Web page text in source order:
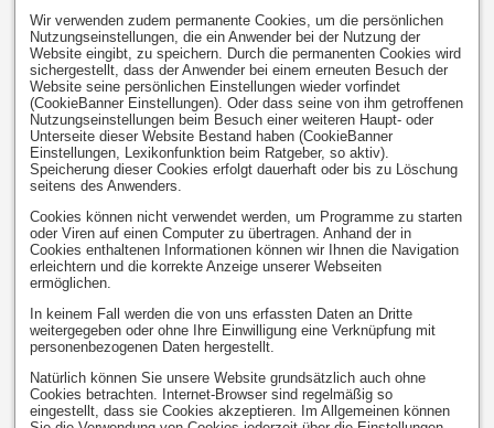
Wir verwenden zudem permanente Cookies, um die persönlichen
Nutzungseinstellungen, die ein Anwender bei der Nutzung der
Website eingibt, zu speichern. Durch die permanenten Cookies wird
sichergestellt, dass der Anwender bei einem erneuten Besuch der
Website seine persönlichen Einstellungen wieder vorfindet
(CookieBanner Einstellungen). Oder dass seine von ihm getroffenen
Nutzungseinstellungen beim Besuch einer weiteren Haupt- oder
Unterseite dieser Website Bestand haben (CookieBanner
Einstellungen, Lexikonfunktion beim Ratgeber, so aktiv).
Speicherung dieser Cookies erfolgt dauerhaft oder bis zu Löschung
seitens des Anwenders.
Cookies können nicht verwendet werden, um Programme zu starten
oder Viren auf einen Computer zu übertragen. Anhand der in
Cookies enthaltenen Informationen können wir Ihnen die Navigation
erleichtern und die korrekte Anzeige unserer Webseiten
ermöglichen.
In keinem Fall werden die von uns erfassten Daten an Dritte
weitergegeben oder ohne Ihre Einwilligung eine Verknüpfung mit
personenbezogenen Daten hergestellt.
Natürlich können Sie unsere Website grundsätzlich auch ohne
Cookies betrachten. Internet-Browser sind regelmäßig so
eingestellt, dass sie Cookies akzeptieren. Im Allgemeinen können